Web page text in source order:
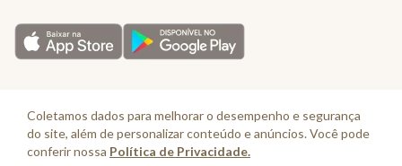
Coletamos dados para melhorar o desempenho e segurança
do site, além de personalizar conteúdo e anúncios. Você pode
conferir nossa Política de Privacidade.
sexta-feira até as 16:30, exceto feriados - Rua Alpont, 428 nível 2 - Bairro
Capuava Mauá - São Paulo, CEP: 09380-115 - Valisere Comércio de Roupas e
Acessórios Ltda - CNPJ: 57.484.768/0064-89